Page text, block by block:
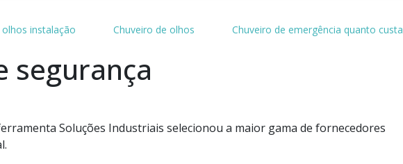
instalação Chuveiro de olhos Chuveiro de emergência quanto custa
segurança
Soluções Industriais selecionou a maior gama de fornecedores